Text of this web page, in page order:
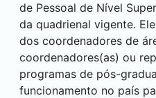
de Pessoal de Nível
da quadrienal vigente.
dos coordenadores de
coordenadores(as) ou
programas de pós-
funcionamento no país